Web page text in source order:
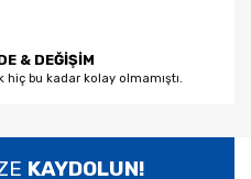
& DEĞİŞİM
hiç bu kadar kolay olmamıştı.
KAYDOLUN!